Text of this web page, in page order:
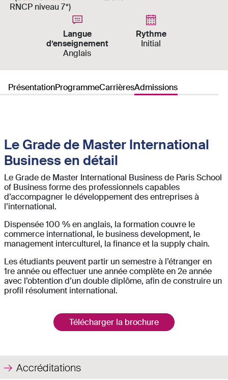
RNCP niveau 7*)
Langue
d’enseignement
Anglais
Rythme
Initial
PrésentationProgrammeCarrièresAdmissions
Le Grade de Master International
Business en détail
Le Grade de Master International Business de Paris School
of Business forme des professionnels capables
d’accompagner le développement des entreprises à
l’international.
Dispensée 100 % en anglais, la formation couvre le
commerce international, le business development, le
management interculturel, la finance et la supply chain.
Les étudiants peuvent partir un semestre à l’étranger en
1re année ou effectuer une année complète en 2e année
avec l’obtention d’un double diplôme, afin de construire un
profil résolument international.
Télécharger la brochure
Accréditations